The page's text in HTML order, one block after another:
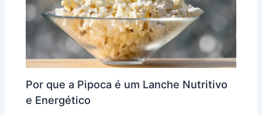
Por que a Pipoca é um Lanche Nutritivo
e Energético